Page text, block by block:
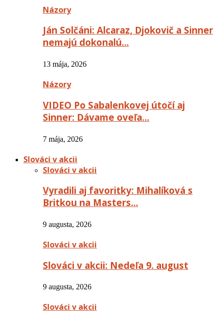
Názory
Ján Solčáni: Alcaraz, Djokovič a Sinner
nemajú dokonalú…
13 mája, 2026
Názory
VIDEO Po Sabalenkovej útočí aj
Sinner: Dávame oveľa…
7 mája, 2026
Slováci v akcii
Slováci v akcii
Vyradili aj favoritky: Mihalíková s
Britkou na Masters…
9 augusta, 2026
Slováci v akcii
Slováci v akcii: Nedeľa 9. august
9 augusta, 2026
Slováci v akcii